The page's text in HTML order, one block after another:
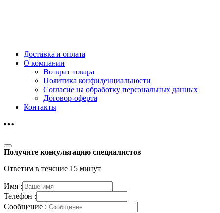
Доставка и оплата
О компании
Возврат товара
Политика конфиденциальности
Согласие на обработку персональных данных
Договор-оферта
Контакты
Получите консультацию специалистов
Ответим в течение 15 минут
Имя :
Телефон :
Сообщение :